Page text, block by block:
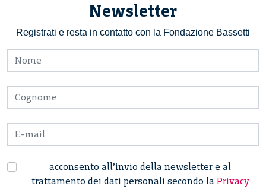
Newsletter
Registrati e resta in contatto con la Fondazione Bassetti
acconsento all’invio della newsletter e al
trattamento dei dati personali secondo la Privacy